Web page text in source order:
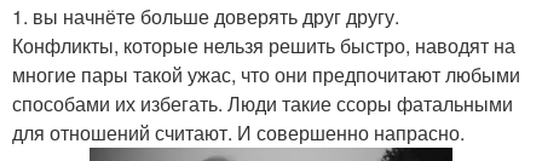
1. вы начнёте больше доверять друг другу.
Конфликты, которые нельзя решить быстро, наводят на
многие пары такой ужас, что они предпочитают любыми
способами их избегать. Люди такие ссоры фатальными
для отношений считают. И совершенно напрасно.